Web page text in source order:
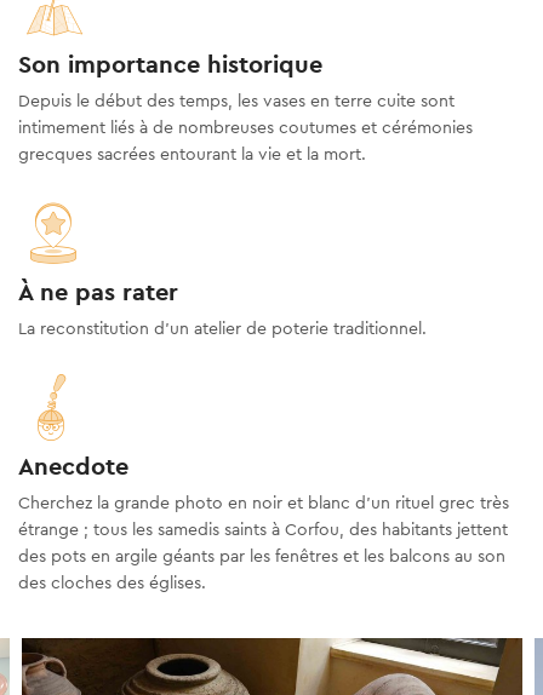
Son importance historique
Depuis le début des temps, les vases en terre cuite sont
intimement liés à de nombreuses coutumes et cérémonies
grecques sacrées entourant la vie et la mort.
À ne pas rater
La reconstitution d’un atelier de poterie traditionnel.
Anecdote
Cherchez la grande photo en noir et blanc d'un rituel grec très
étrange ; tous les samedis saints à Corfou, des habitants jettent
des pots en argile géants par les fenêtres et les balcons au son
des cloches des églises.